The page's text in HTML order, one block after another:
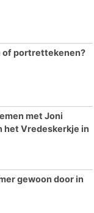
of portrettekenen?
met Joni
het Vredeskerkje in
gewoon door in